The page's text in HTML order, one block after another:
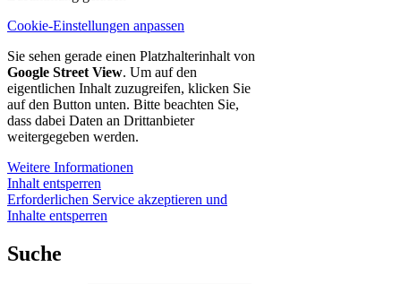
Cookie-Einstellungen anpassen
Sie sehen gerade einen Platzhalterinhalt von
Google Street View. Um auf den
eigentlichen Inhalt zuzugreifen, klicken Sie
auf den Button unten. Bitte beachten Sie,
dass dabei Daten an Drittanbieter
weitergegeben werden.
Weitere Informationen
Inhalt entsperren
Erforderlichen Service akzeptieren und
Inhalte entsperren
Suche